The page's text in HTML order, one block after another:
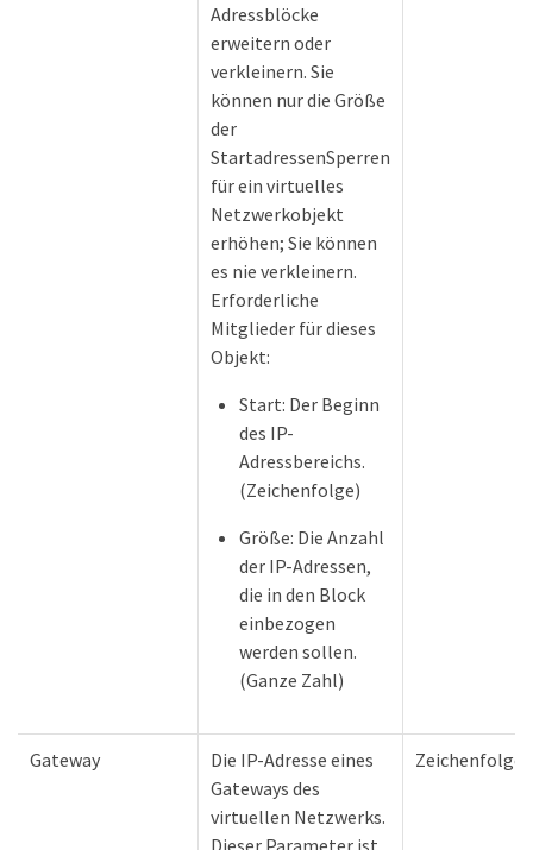
Adressblöcke
erweitern oder
verkleinern. Sie
können nur die Größe
der
StartadressenSperren
für ein virtuelles
Netzwerkobjekt
erhöhen; Sie können
es nie verkleinern.
Erforderliche
Mitglieder für dieses
Objekt:
Start: Der Beginn
des IP-
Adressbereichs.
(Zeichenfolge)
Größe: Die Anzahl
der IP-Adressen,
die in den Block
einbezogen
werden sollen.
(Ganze Zahl)
Gateway
Die IP-Adresse eines
Gateways des
virtuellen Netzwerks.
Zeichenfolge